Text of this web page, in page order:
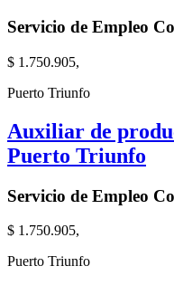
Servicio de Empleo
$ 1.750.905,
Puerto Triunfo
Auxiliar de
Puerto Triunfo
Servicio de Empleo
$ 1.750.905,
Puerto Triunfo